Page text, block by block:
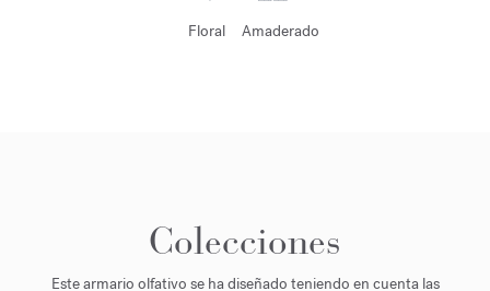
Floral Amaderado
Colecciones
Este armario olfativo se ha diseñado teniendo en cuenta las